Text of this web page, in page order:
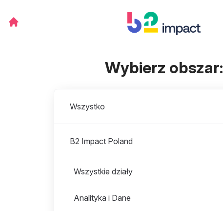
Wybierz obszar:
Wszystko
B2 Impact Poland
Wszystkie działy
Analityka i Dane